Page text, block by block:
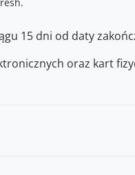
15 dni od daty
oraz kart